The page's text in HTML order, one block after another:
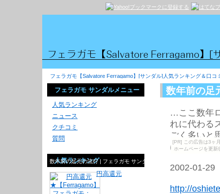
[PR] この広告は3ヶ
ホームページを更
数年前の足元の流行 | フェラガモ サンダルの質問
フェラガモ【Salvatore Ferragamo】[サンダル]人気ランキング＆口コ
数年前の足
…ここ数年
れに代わる
ごく多いと
はやりまし
2002-01-29
http://
フェラガモ サンダルメニュー
人気ランキング
ニュース
クチコミ
質問
人気ランキング
円高還元